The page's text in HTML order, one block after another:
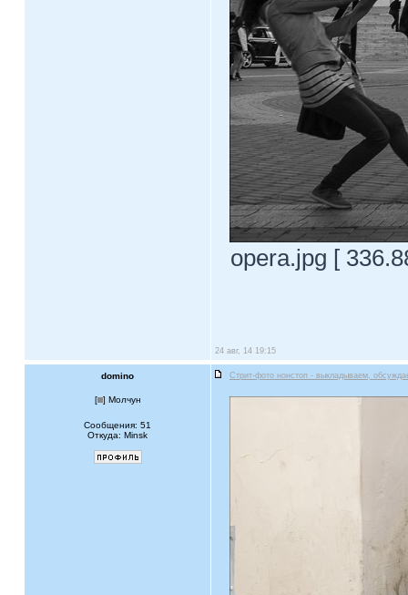
opera.jpg [
24 авг, 14 19:15
domino Стрит-фото нонстоп - выкладываем,
[ ] Молчун
Сообщения: 51
Откуда: Minsk